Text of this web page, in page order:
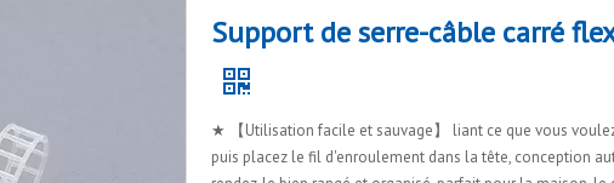
Support de serre-câble carré
★ 【Utilisation facile et sauvage】 liant ce que vous
puis placez le fil d'enroulement dans la tête, conception